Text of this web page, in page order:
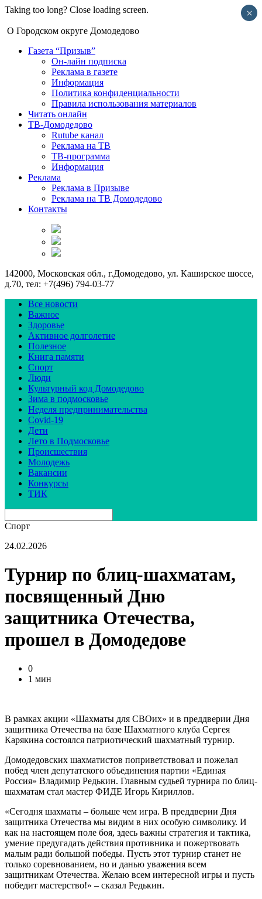
Taking too long? Close loading screen.
О Городском округе Домодедово
Газета “Призыв”
Он-лайн подписка
Реклама в газете
Информация
Политика конфиденциальности
Правила использования материалов
Читать онлайн
ТВ-Домодедово
Rutube канал
Реклама на ТВ
ТВ-программа
Информация
Реклама
Реклама в Призыве
Реклама на ТВ Домодедово
Контакты
142000, Московская обл., г.Домодедово, ул. Каширское шоссе,
д.70, тел: +7(496) 794-03-77
Все новости
Важное
Здоровье
Активное долголетие
Полезное
Книга памяти
Спорт
Люди
Культурный код Домодедово
Зима в подмосковье
Неделя предпринимательства
Covid-19
Дети
Лето в Подмосковье
Происшествия
Молодежь
Вакансии
Конкурсы
ТИК
Спорт
24.02.2026
Турнир по блиц-шахматам,
посвященный Дню
защитника Отечества,
прошел в Домодедове
0
1 мин
В рамках акции «Шахматы для СВОих» и в преддверии Дня
защитника Отечества на базе Шахматного клуба Сергея
Карякина состоялся патриотический шахматный турнир.
Домодедовских шахматистов поприветствовал и пожелал
побед член депутатского объединения партии «Единая
Россия» Владимир Редькин. Главным судьей турнира по блиц-
шахматам стал мастер ФИДЕ Игорь Кириллов.
«Сегодня шахматы – больше чем игра. В преддверии Дня
защитника Отечества мы видим в них особую символику. И
как на настоящем поле боя, здесь важны стратегия и тактика,
умение предугадать действия противника и пожертвовать
малым ради большой победы. Пусть этот турнир станет не
только соревнованием, но и данью уважения всем
защитникам Отечества. Желаю всем интересной игры и пусть
победит мастерство!» – сказал Редькин.
×